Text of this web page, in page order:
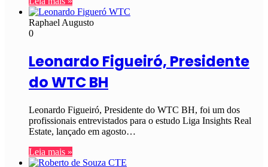
Raphael Augusto
0
Leonardo Figueiró, Presidente
do WTC BH
Leonardo Figueiró, Presidente do WTC BH, foi um dos
profissionais entrevistados para o estudo Liga Insights Real
Estate, lançado em agosto…
Leia mais »